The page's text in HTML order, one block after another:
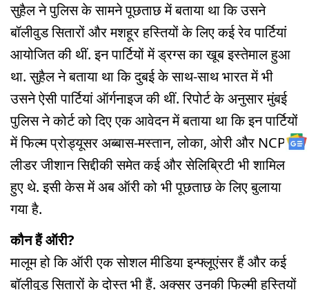
सुहैल ने पुलिस के सामने पूछताछ में बताया था कि उसने
बॉलीवुड सितारों और मशहूर हस्तियों के लिए कई रेव पार्टियां
आयोजित की थीं. इन पार्टियों में ड्रग्स का खूब इस्तेमाल हुआ
था. सुहैल ने बताया था कि दुबई के साथ-साथ भारत में भी
उसने ऐसी पार्टियां ऑर्गनाइज की थीं. रिपोर्ट के अनुसार मुंबई
पुलिस ने कोर्ट को दिए एक आवेदन में बताया था कि इन पार्टियों
में फिल्म प्रोड्यूसर अब्बास-मस्तान, लोका, ओरी और NCP
लीडर जीशान सिद्दीकी समेत कई और सेलिब्रिटी भी शामिल
हुए थे. इसी केस में अब ऑरी को भी पूछताछ के लिए बुलाया
गया है.
कौन हैं ऑरी?
मालूम हो कि ऑरी एक सोशल मीडिया इन्फ्लूएंसर हैं और कई
बॉलीवुड सितारों के दोस्त भी हैं. अक्सर उनकी फिल्मी हस्तियों